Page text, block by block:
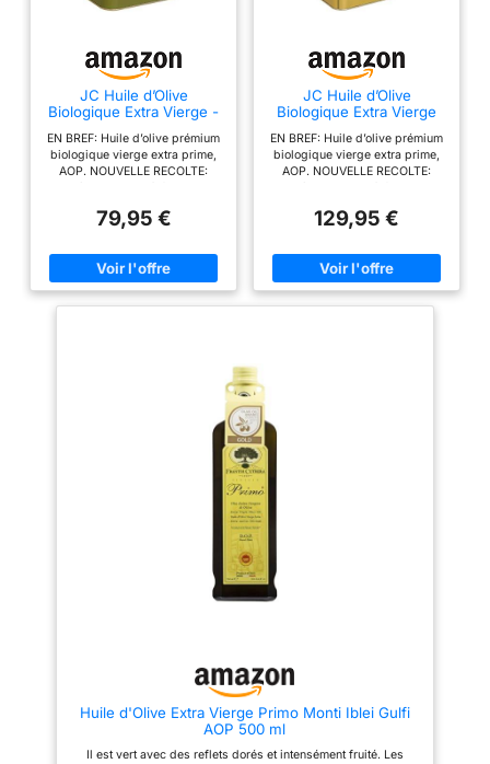
JC Huile d’Olive
Biologique Extra Vierge -
conteneur - 3l
EN BREF: Huile d’olive prémium
biologique vierge extra prime,
AOP. NOUVELLE RECOLTE:
d'olives Koroneiki, Kalamata,
oliviers sont taillés, les olives
sont soigneusement récoltées à
la main, triées et transformées
immédiatement.
avec des entrées de légumes,
conservateur ni exhausteur de
piquant et une amertume
79,95 €
JC Huile d’Olive
Biologique Extra Vierge
conteneur - 5l
EN BREF: Huile d’olive prémium
biologique vierge extra prime,
AOP. NOUVELLE RECOLTE:
d'olives Koroneiki, Kalamata,
oliviers sont taillés, les olives
sont soigneusement récoltées à
la main, triées et transformées
immédiatement.
avec des entrées de légumes,
conservateur ni exhausteur de
129,95 €
Huile d'Olive Extra Vierge Primo Monti Iblei Gulfi
AOP 500 ml
Il est vert avec des reflets dorés et intensément fruité. Les